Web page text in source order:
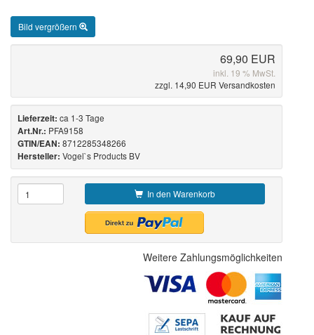
Bild vergrößern
69,90 EUR
inkl. 19 % MwSt.
zzgl. 14,90 EUR Versandkosten
Lieferzeit: ca 1-3 Tage
Art.Nr.: PFA9158
GTIN/EAN: 8712285348266
Hersteller: Vogel`s Products BV
In den Warenkorb
Weitere Zahlungsmöglichkeiten